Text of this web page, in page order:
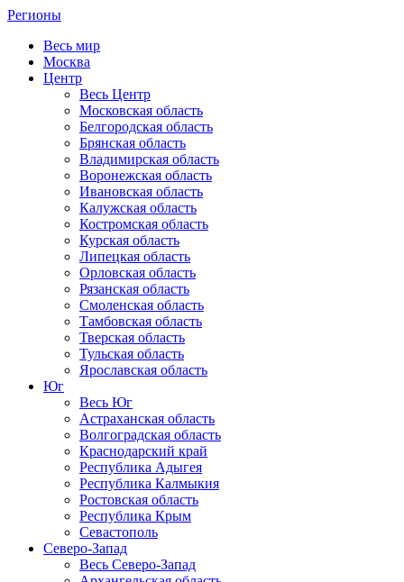
Регионы
Весь мир
Москва
Центр
Весь Центр
Московская область
Белгородская область
Брянская область
Владимирская область
Воронежская область
Ивановская область
Калужская область
Костромская область
Курская область
Липецкая область
Орловская область
Рязанская область
Смоленская область
Тамбовская область
Тверская область
Тульская область
Ярославская область
Юг
Весь Юг
Астраханская область
Волгоградская область
Краснодарский край
Республика Адыгея
Республика Калмыкия
Ростовская область
Республика Крым
Севастополь
Северо-Запад
Весь Северо-Запад